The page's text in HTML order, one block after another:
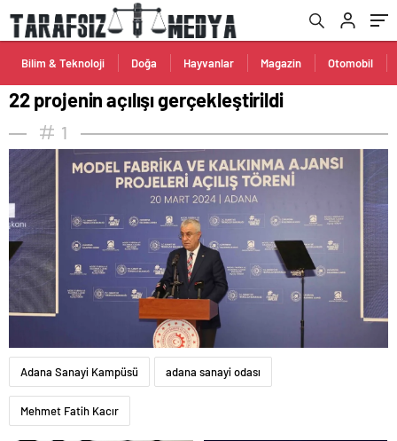
Bilim & Teknoloji Doğa Hayvanlar Magazin Otomobil
22 projenin açılışı gerçekleştirildi
1
Adana Sanayi Kampüsü adana sanayi odası
Mehmet Fatih Kacır